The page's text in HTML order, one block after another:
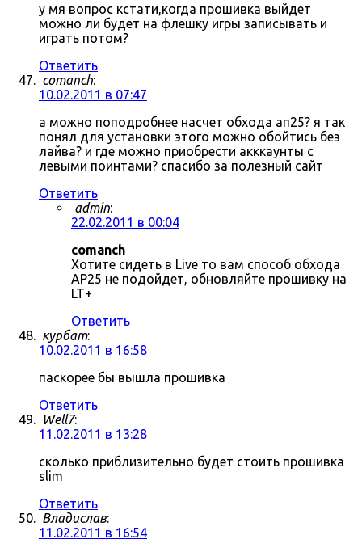
у мя вопрос кстати,когда прошивка выйдет
можно ли будет на флешку игры записывать и
играть потом?
Ответить
comanch:
10.02.2011 в 07:47
а можно поподробнее насчет обхода ап25? я так
понял для установки этого можно обойтись без
лайва? и где можно приобрести акккаунты с
левыми поинтами? спасибо за полезный сайт
Ответить
admin:
22.02.2011 в 00:04
comanch
Хотите сидеть в Live то вам способ обхода
AP25 не подойдет, обновляйте прошивку на
LT+
Ответить
курбат:
10.02.2011 в 16:58
паскорее бы вышла прошивка
Ответить
Well7:
11.02.2011 в 13:28
сколько приблизительно будет стоить прошивка
slim
Ответить
Владислав:
11.02.2011 в 16:54